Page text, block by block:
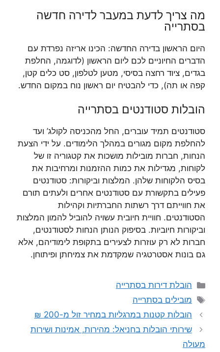
מה צריך לדעת במעבר לדירה חדשה
בסתרייה
היום הראשון בדירה החדשה: הכינו אריזה נפרדת עם
הדברים החיוניים לכם ליום הראשון (לדוגמה, החלפת
בגדים, ציוד רחצה בסיסי, מטען לטלפון, סט כלים קטן,
קפה או תה), כדי להבטיח יום ראשון נוח במקום החדש.
הובלות סטודנטים בסתרייה
סטודנטים תמיד עוברים, החל מהכניסה לקולג’ ועד
להחלפת מקום מגורים במהלך הלימודים. על ידי הצעת
הנחות, חברות מובילות מושכות את קטגוריה זו של
לקוחות, מגדילות את כמות ההזמנות ומרחיבות את
בסיס הלקוחות שלהן. המלצות וביקורות: סטודנטים
פעילים בתקשורת עם סטודנטים אחרים ולעתים תורם
את חווייתם דרך רשתות החברתיות וקהילות
הסטודנטים. חוויית חיובית עשויה להוביל להמון המלצות
וביקורות חיוביות. בסיפוק הנותן הנחות לסטודנטים,
חברות לא רק עוזרות לצעירים בתקופת לימודיהם, אלא
גם בונות אסטרטגיה שמקדמת את צמיחתן ופיתוחן.
קטגוריות
הובלת דירות בסתרייה
תגיות
מובילים בסתרייה
הובלות קטנות במרגליות במחיר זול מ-200 ₪
שירותי הובלות בחניאל: מהירות, אמינות ושירות
מעולה